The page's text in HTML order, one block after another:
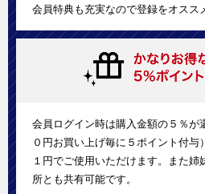
会員特典も充実なので登録をオスス
会員ログイン時は購入金額の５％が
０円お買い上げ毎に５ポイント付与
１円でご使用いただけます。また
所とも共有可能です。